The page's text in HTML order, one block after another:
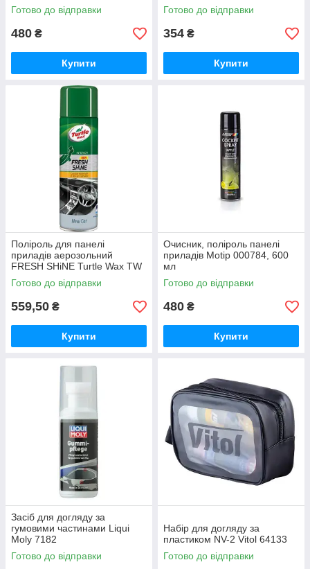
Готово до відправки
480 ₴
Купити
Готово до відправки
354 ₴
Купити
Поліроль для панелі
приладів аерозольний
FRESH SHіNE Turtle Wax TW
7793, 500 мл
Готово до відправки
559,50 ₴
Купити
Очисник, поліроль панелі
приладів Motip 000784, 600
мл
Готово до відправки
480 ₴
Купити
Засіб для догляду за
гумовими частинами Liqui
Moly 7182
Готово до відправки
Набір для догляду за
пластиком NV-2 Vitol 64133
Готово до відправки